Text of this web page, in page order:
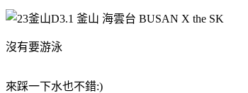
沒有要游泳
來踩一下水也不錯:)